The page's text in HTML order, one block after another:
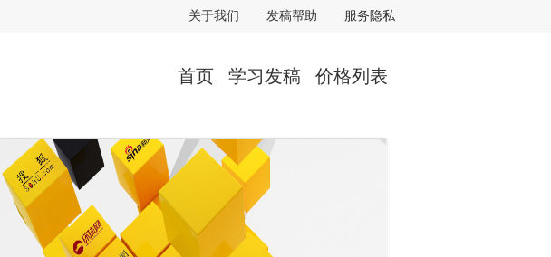
关于我们 发稿帮助 服务隐私
首页 学习发稿 价格列表